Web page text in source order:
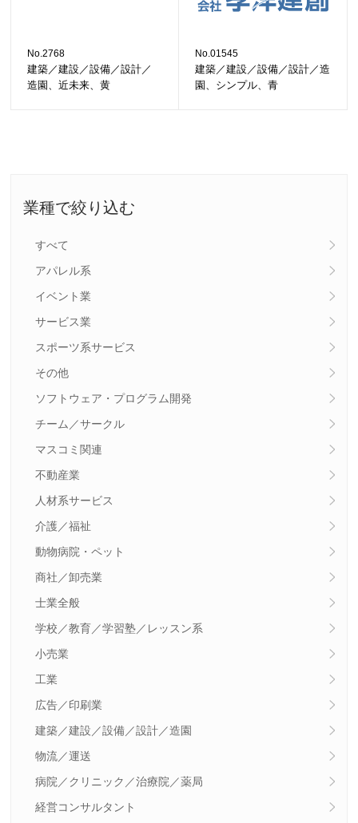
業種で絞り込む
すべて
アパレル系
イベント業
サービス業
スポーツ系サービス
その他
ソフトウェア・プログラム開発
チーム／サークル
マスコミ関連
不動産業
人材系サービス
介護／福祉
動物病院・ペット
商社／卸売業
士業全般
学校／教育／学習塾／レッスン系
小売業
工業
広告／印刷業
建築／建設／設備／設計／造園
物流／運送
病院／クリニック／治療院／薬局
経営コンサルタント
No.2768
建築／建設／設備／設計／
造園、近未来、黄
No.01545
建築／建設／設備／設計／造
園、シンプル、青